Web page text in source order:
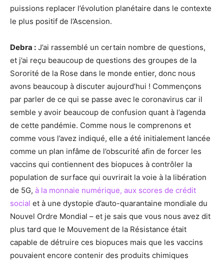
puissions replacer l’évolution planétaire dans le contexte
le plus positif de l’Ascension.
Debra : J’ai rassemblé un certain nombre de questions,
et j’ai reçu beaucoup de questions des groupes de la
Sororité de la Rose dans le monde entier, donc nous
avons beaucoup à discuter aujourd’hui ! Commençons
par parler de ce qui se passe avec le coronavirus car il
semble y avoir beaucoup de confusion quant à l’agenda
de cette pandémie. Comme nous le comprenons et
comme vous l’avez indiqué, elle a été initialement lancée
comme un plan infâme de l’obscurité afin de forcer les
vaccins qui contiennent des biopuces à contrôler la
population de surface qui ouvrirait la voie à la libération
de 5G, à la monnaie numérique, aux scores de crédit
social et à une dystopie d’auto-quarantaine mondiale du
Nouvel Ordre Mondial – et je sais que vous nous avez dit
plus tard que le Mouvement de la Résistance était
capable de détruire ces biopuces mais que les vaccins
pouvaient encore contenir des produits chimiques